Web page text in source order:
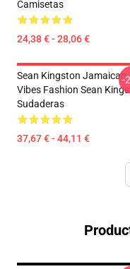
Camisetas
24,38 € - 28,06 €
Sean Kingston Jamaican
Vibes Fashion Sean
Sudaderas
37,67 € - 44,11 €
-